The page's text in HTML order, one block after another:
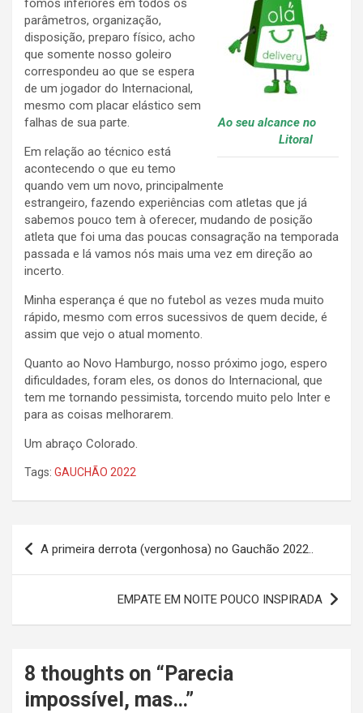
Ao seu alcance no
Litoral
fomos inferiores em todos os
parâmetros, organização,
disposição, preparo físico, acho
que somente nosso goleiro
correspondeu ao que se espera
de um jogador do Internacional,
mesmo com placar elástico sem
falhas de sua parte.
Em relação ao técnico está
acontecendo o que eu temo
quando vem um novo, principalmente
estrangeiro, fazendo experiências com atletas que já
sabemos pouco tem à oferecer, mudando de posição
atleta que foi uma das poucas consagração na temporada
passada e lá vamos nós mais uma vez em direção ao
incerto.
Minha esperança é que no futebol as vezes muda muito
rápido, mesmo com erros sucessivos de quem decide, é
assim que vejo o atual momento.
Quanto ao Novo Hamburgo, nosso próximo jogo, espero
dificuldades, foram eles, os donos do Internacional, que
tem me tornando pessimista, torcendo muito pelo Inter e
para as coisas melhorarem.
Um abraço Colorado.
Tags: GAUCHÃO 2022
Navegação
de
A primeira derrota (vergonhosa) no Gauchão 2022..
EMPATE EM NOITE POUCO INSPIRADA
8 thoughts on “ Parecia
impossível, mas…”